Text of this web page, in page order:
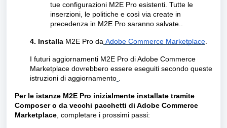
tue configurazioni M2E Pro esistenti. Tutte le
inserzioni, le politiche e così via create in
precedenza in M2E Pro saranno salvate..
4. Installa M2E Pro da Adobe Commerce Marketplace
I futuri aggiornamenti M2E Pro di Adobe Commerce
Marketplace dovrebbero essere eseguiti secondo queste
istruzioni di aggiornamento
Per le istanze M2E Pro inizialmente installate tramite
Composer o da vecchi pacchetti di Adobe Commerce
Marketplace , completare i prossimi passi: